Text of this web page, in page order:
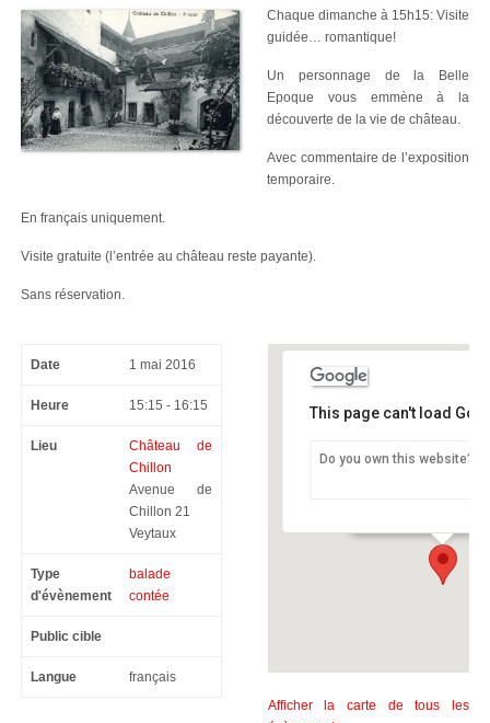
Chaque dimanche à 15h15: Visite
guidée… romantique!
Un personnage de la Belle
Epoque vous emmène à la
découverte de la vie de château.
Avec commentaire de l’exposition
temporaire.
En français uniquement.
Visite gratuite (l’entrée au château reste payante).
Sans réservation.
Date 1 mai 2016
Heure 15:15 - 16:15
Lieu
Château de
Chillon
Avenue de
Chillon 21
Veytaux
Type
d'évènement
balade
contée
Public cible
Langue français
This page can't load
Do you own this website?
Afficher la carte de tous les